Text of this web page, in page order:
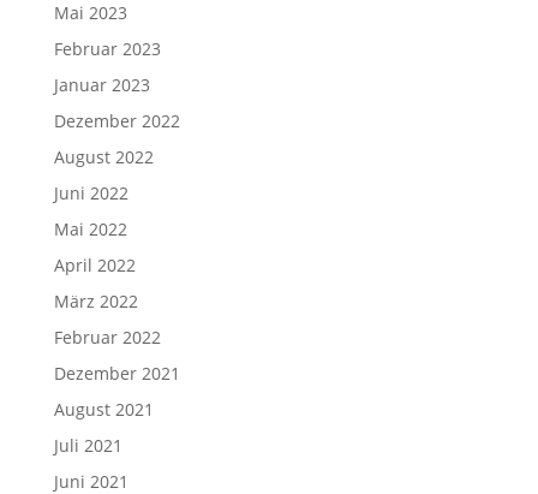
Mai 2023
Februar 2023
Januar 2023
Dezember 2022
August 2022
Juni 2022
Mai 2022
April 2022
März 2022
Februar 2022
Dezember 2021
August 2021
Juli 2021
Juni 2021